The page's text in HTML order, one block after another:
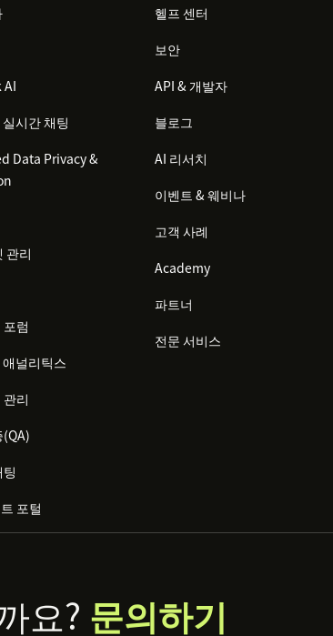
AI
시간 채팅
Data Privacy &
관리
럼
널리틱스
리
포털
헬프 센터
보안
API & 개발자
블로그
AI 리서치
이벤트 & 웨비나
고객 사례
Academy
파트너
전문 서비스
요? 문의하기